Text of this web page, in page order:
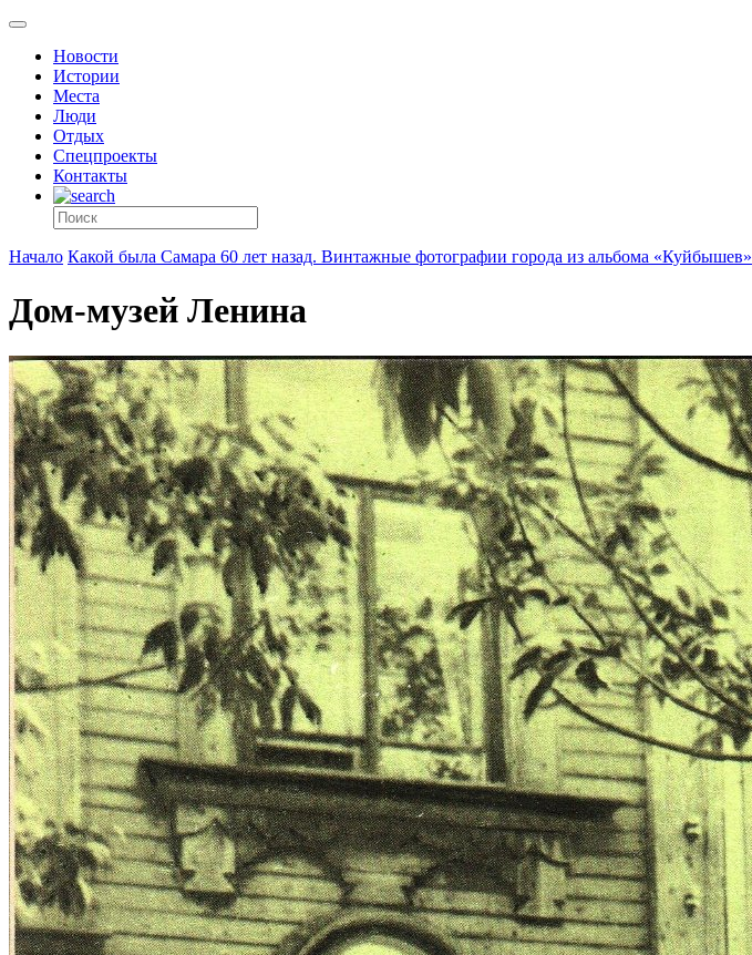
Новости
Истории
Места
Люди
Отдых
Спецпроекты
Контакты
Начало Какой была Самара 60 лет назад. Винтажные фотографии города из альбома «Куйбышев»
Дом-музей Ленина